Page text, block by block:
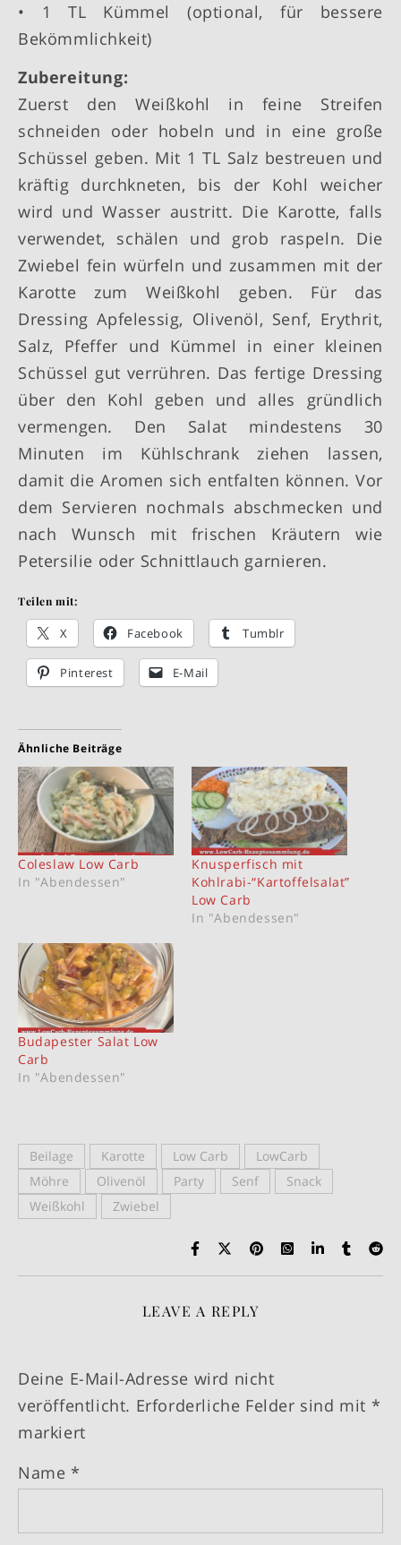
• 1 TL Kümmel (optional, für bessere
Bekömmlichkeit)
Zubereitung:
Zuerst den Weißkohl in feine Streifen
schneiden oder hobeln und in eine große
Schüssel geben. Mit 1 TL Salz bestreuen und
kräftig durchkneten, bis der Kohl weicher
wird und Wasser austritt. Die Karotte, falls
verwendet, schälen und grob raspeln. Die
Zwiebel fein würfeln und zusammen mit der
Karotte zum Weißkohl geben. Für das
Dressing Apfelessig, Olivenöl, Senf, Erythrit,
Salz, Pfeffer und Kümmel in einer kleinen
Schüssel gut verrühren. Das fertige Dressing
über den Kohl geben und alles gründlich
vermengen. Den Salat mindestens 30
Minuten im Kühlschrank ziehen lassen,
damit die Aromen sich entfalten können. Vor
dem Servieren nochmals abschmecken und
nach Wunsch mit frischen Kräutern wie
Petersilie oder Schnittlauch garnieren.
Teilen mit:
X Facebook Tumblr
Pinterest E-Mail
Ähnliche Beiträge
Coleslaw Low Carb
In "Abendessen"
Knusperfisch mit
Kohlrabi-“Kartoffelsalat”
Low Carb
In "Abendessen"
Budapester Salat Low
Carb
In "Abendessen"
Beilage Karotte Low Carb
LowCarb
Möhre
Olivenöl Party Senf
Snack
Weißkohl
Zwiebel
LEAVE A REPLY
Deine E-Mail-Adresse wird nicht
veröffentlicht. Erforderliche Felder sind mit *
markiert
Name *